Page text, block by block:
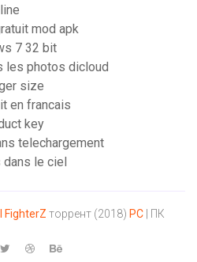
mod apk
7 32 bit
les photos dicloud
size
en francais
key
telechargement
le ciel
FighterZ торрент (2018) PC| ПК